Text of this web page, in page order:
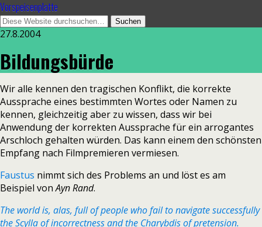
Vorspeisenplatte
27.8.2004
Bildungsbürde
Wir alle kennen den tragischen Konflikt, die korrekte
Aussprache eines bestimmten Wortes oder Namen zu
kennen, gleichzeitig aber zu wissen, dass wir bei
Anwendung der korrekten Aussprache für ein arrogantes
Arschloch gehalten würden. Das kann einem den schönsten
Empfang nach Filmpremieren vermiesen.
Faustus nimmt sich des Problems an und löst es am
Beispiel vonAyn Rand.
The world is, alas, full of people who fail to navigate successfully
the Scylla of incorrectness and the Charybdis of pretension.